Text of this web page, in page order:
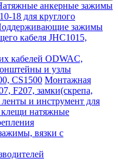
анкерные зажимы
18 для круглого
зажимы
кабеля JHC1015,
кабелей ODWAC,
и узлы
CS1500 Монтажная
F207, замки(скрепа,
и инструмент для
натяжные
вязки с